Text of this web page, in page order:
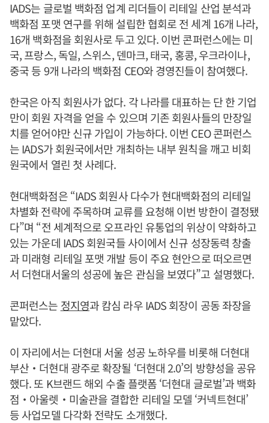
IADS는 글로벌 백화점 업계 리더들이 리테일 산업 분석과
백화점 포맷 연구를 위해 설립한 협회로 전 세계 16개 나라,
16개 백화점을 회원사로 두고 있다. 이번 콘퍼런스에는 미
국, 프랑스, 독일, 스위스, 덴마크, 태국, 홍콩, 우크라이나,
중국 등 9개 나라의 백화점 CEO와 경영진들이 참여했다.
한국은 아직 회원사가 없다. 각 나라를 대표하는 단 한 기업
만이 회원 자격을 얻을 수 있으며 기존 회원사들의 만장일
치를 얻어야만 신규 가입이 가능하다. 이번 CEO 콘퍼런스
는 IADS가 회원국에서만 개최하는 내부 원칙을 깨고 비회
원국에서 열린 첫 사례다.
현대백화점은 “IADS 회원사 다수가 현대백화점의 리테일
차별화 전략에 주목하며 교류를 요청해 이번 방한이 결정됐
다”며 “전 세계적으로 오프라인 유통업의 위상이 약화하고
있는 가운데 IADS 회원국들 사이에서 신규 성장동력 창출
과 미래형 리테일 포맷 개발 등이 주요 현안으로 떠오르면
서 더현대서울의 성공에 높은 관심을 보였다”고 설명했다.
콘퍼런스는 정지영과 캄심 라우 IADS 회장이 공동 좌장을
맡았다.
이 자리에서는 더현대 서울 성공 노하우를 비롯해 더현대
부산‧더현대 광주로 확장될 ‘더현대 2.0’의 방향성을 공유
했다. 또 K브랜드 해외 수출 플랫폼 ‘더현대 글로벌’과 백화
점‧아울렛‧미술관을 결합한 리테일 모델 ‘커넥트현대’
등 사업모델 다각화 전략도 소개했다.